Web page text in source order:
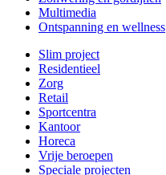
Multimedia
Ontspanning en wellness
Slim project
Residentieel
Zorg
Retail
Sportcentra
Kantoor
Horeca
Vrije beroepen
Speciale projecten